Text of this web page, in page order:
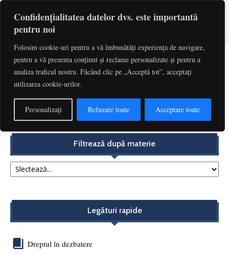
Confidențialitatea datelor dvs. este importantă
pentru noi
Folosim cookie-uri pentru a vă îmbunătăți experiența de navigare,
pentru a vă prezenta conținut și reclame personalizate și pentru a
analiza traficul nostru. Făcând clic pe „Acceptă tot”, acceptați
utilizarea cookie-urilor.
Personalizați Refuzare toate Acceptare toate
Etichetă: Lege Intertemporala
Aplicarea în timp a normelor privind clauzele abuzive.
Acțiunea în încetarea utilizării clauzelor abuzive...
Redactia - decembrie 4, 2017
Filtrează după materie
Legături rapide
Dreptul în dezbatere